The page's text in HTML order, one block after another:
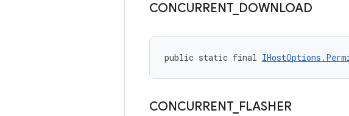
CONCURRENT_ DOWNLOAD
public static final
CONCURRENT_ FLASHER